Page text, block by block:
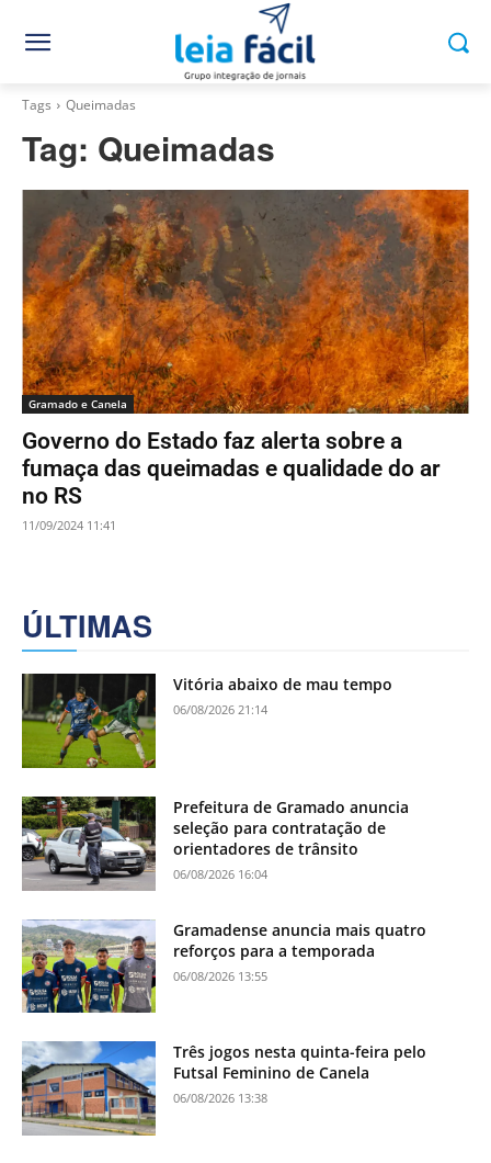
Tags Queimadas
Tag: Queimadas
Gramado e Canela
Governo do Estado faz alerta sobre a
fumaça das queimadas e qualidade do ar
no RS
11/09/2024 11:41
ÚLTIMAS
Vitória abaixo de mau tempo
06/08/2026 21:14
Prefeitura de Gramado anuncia
seleção para contratação de
orientadores de trânsito
06/08/2026 16:04
Gramadense anuncia mais quatro
reforços para a temporada
06/08/2026 13:55
Três jogos nesta quinta-feira pelo
Futsal Feminino de Canela
06/08/2026 13:38